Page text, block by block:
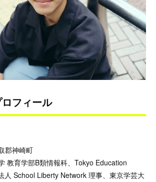
フィール
郡神崎町
教育学部B類情報科、Tokyo Education
人 School Liberty Network 理事、東京学芸大